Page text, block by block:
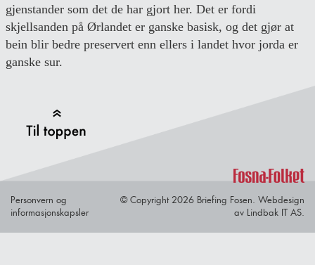
gjenstander som det de har gjort her. Det er fordi
skjellsanden på Ørlandet er ganske basisk, og det gjør at
bein blir bedre preservert enn ellers i landet hvor jorda er
ganske sur.
Personvern og
informasjonskapsler
© Copyright 2026 Briefing Fosen. Webdesign
av Lindbak IT AS.